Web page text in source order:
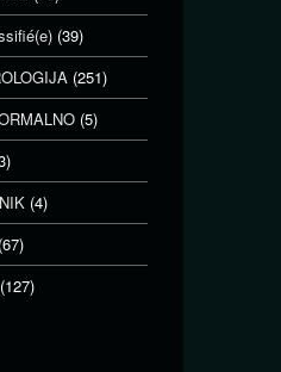
(39)
(251)
(5)
(4)
(67)
(127)